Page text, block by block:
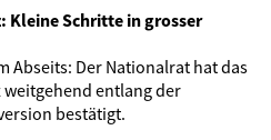
Kleine Schritte in grosser
Abseits: Der Nationalrat hat das
weitgehend entlang der
bestätigt.